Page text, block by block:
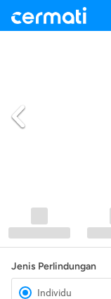
Jenis Perlindungan
Individu